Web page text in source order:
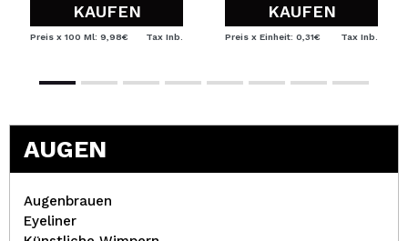
KAUFEN
Preis x 100 Ml: 9,98€ Tax Inb.
KAUFEN
Preis x Einheit: 0,31€ Tax Inb.
AUGEN
Augenbrauen
Eyeliner